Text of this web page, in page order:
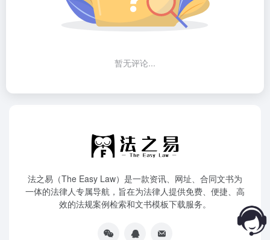
暂无评论...
法之易（The Easy Law）是一款资讯、网址、合同文书为
一体的法律人专属导航，旨在为法律人提供免费、便捷、高
效的法规案例检索和文书模板下载服务。